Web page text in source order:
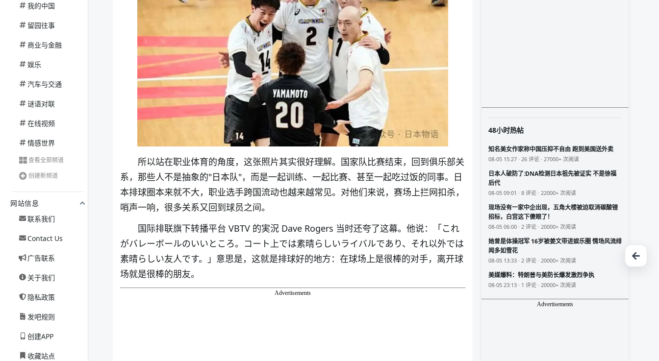
我的中国
留园往事
商业与金融
娱乐
汽车与交通
谜语对联
在线视频
情感世界
查看全部频道
创建新频道
网站信息
联系我们
Contact Us
广告联系
关于我们
隐私政策
发吧规则
创建APP
收藏站点
所以站在职业体育的角度，这张照片其实很好理解。国家队比赛结束，回到俱乐部关
系，那些人不是抽象的"日本队"，而是一起训练、一起比赛、甚至一起吃过饭的同事。日
本排球圈本来就不大，职业选手跨国流动也越来越常见。对他们来说，赛场上拦网扣杀，
哨声一响，很多关系又回到球员之间。
国际排联旗下转播平台 VBTV 的実況 Dave Rogers 当时还夸了这幕。他说：「これ
がバレーボールのいいところ。コート上では素晴らしいライバルであり、それ以外では
素晴らしい友人です。」意思是，这就是排球好的地方：在球场上是很棒的对手，离开球
场就是很棒的朋友。
Advertisements
48小时热帖
知名美女作家称中国压抑不自由 跑到美国送外卖
08-05 15:27 · 26 评论 · 27000+ 次阅读
日本人破防了:DNA检测日本祖先被证实 不是徐福
后代
08-05 09:01 · 8 评论 · 22000+ 次阅读
现场没有一家中企出现，五角大楼被迫取消碳酸锂
招标，白宫这下傻眼了！
08-05 06:00 · 2 评论 · 20000+ 次阅读
她曾是体操冠军 16岁被姜文带进娱乐圈 情场风流绯
闻多如雪花
08-05 13:33 · 2 评论 · 20000+ 次阅读
美媒爆料：特朗普与美防长爆发激烈争执
08-05 23:13 · 1 评论 · 20000+ 次阅读
Advertisements